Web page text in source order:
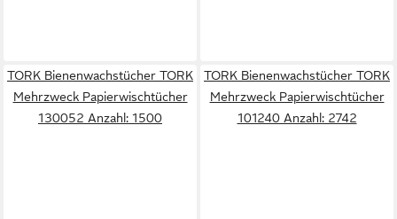
TORK Bienenwachstücher TORK
Mehrzweck Papierwischtücher
130052 Anzahl: 1500
TORK Bienenwachstücher TORK
Mehrzweck Papierwischtücher
101240 Anzahl: 2742